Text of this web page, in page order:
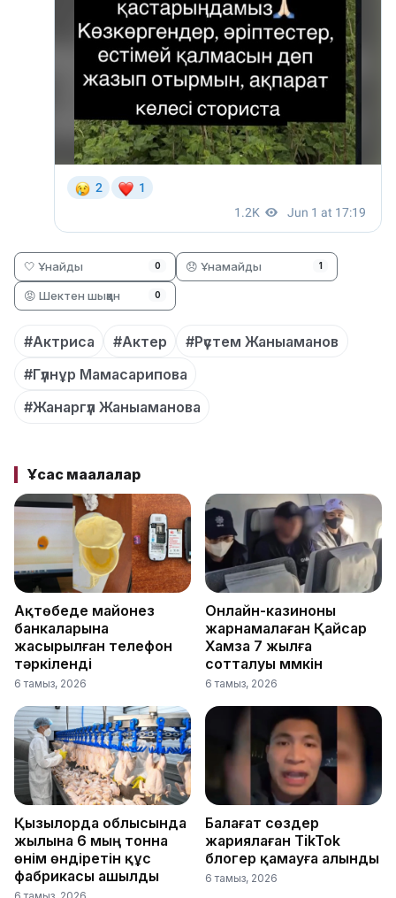
🤍 Ұнайды 0 😞 Ұнамайды 1
😡 Шектен шыққан 0
#Актриса #Актер
#Рүстем Жаныаманов
#Гүлнұр Мамасарипова
#Жанаргүл Жаныаманова
Ұқсас мақалалар
Ақтөбеде майонез
банкаларына
жасырылған телефон
тәркіленді
6 тамыз, 2026
Онлайн-казиноны
жарнамалаған Қайсар
Хамза 7 жылға
сотталуы мүмкін
6 тамыз, 2026
Қызылорда облысында
жылына 6 мың тонна
өнім өндіретін құс
фабрикасы ашылды
Балағат сөздер
жариялаған TikTok
блогер қамауға алынды
6 тамыз, 2026